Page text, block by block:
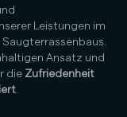
Leistungen im
Ansatz und
die Zufriedenheit
.